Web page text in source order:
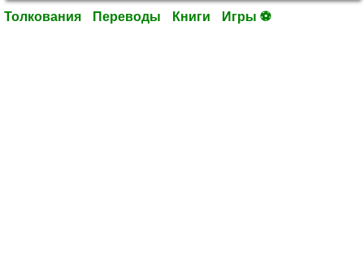
Толкования Переводы Книги Игры ⚽